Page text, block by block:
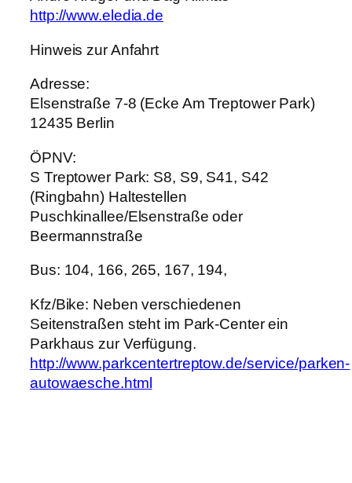
http://www.eledia.de
Hinweis zur Anfahrt
Adresse:
Elsenstraße 7-8 (Ecke Am Treptower Park)
12435 Berlin
ÖPNV:
S Treptower Park: S8, S9, S41, S42
(Ringbahn) Haltestellen
Puschkinallee/Elsenstraße oder
Beermannstraße
Bus: 104, 166, 265, 167, 194,
Kfz/Bike: Neben verschiedenen
Seitenstraßen steht im Park-Center ein
Parkhaus zur Verfügung.
http://www.parkcentertreptow.de/service/parken-
autowaesche.html